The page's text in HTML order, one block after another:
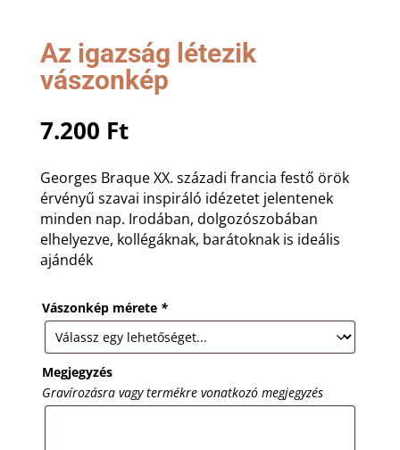
Az igazság létezik
vászonkép
7.200 Ft
Georges Braque XX. századi francia festő örök
érvényű szavai inspiráló idézetet jelentenek
minden nap. Irodában, dolgozószobában
elhelyezve, kollégáknak, barátoknak is ideális
ajándék
Vászonkép mérete *
Megjegyzés
Gravírozásra vagy termékre vonatkozó megjegyzés